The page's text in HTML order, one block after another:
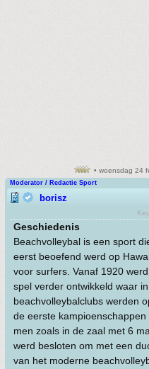
• woensdag 24
Moderator / Redactie Sport
borisz
Geschiedenis
Beachvolleybal is een sport
eerst beoefend werd op
voor surfers. Vanaf 1920
spel verder ontwikkeld waar
beachvolleybalclubs werden
de eerste
men zoals in de zaal met 6
werd besloten om met een
van het moderne